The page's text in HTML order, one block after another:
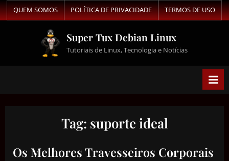
QUEM SOMOS POLÍTICA DE PRIVACIDADE TERMOS DE USO
Super Tux Debian Linux
Tutoriais de Linux, Tecnologia e Notícias
Tag: suporte ideal
Os Melhores Travesseiros Corporais